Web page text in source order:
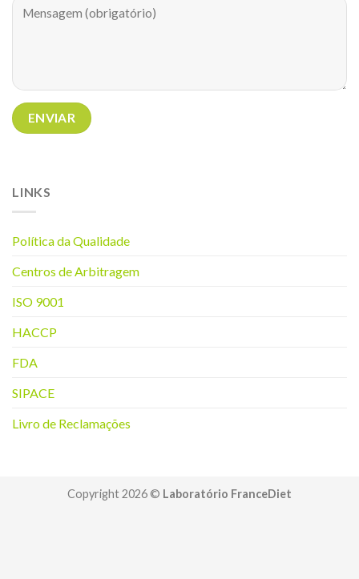
LINKS
Política da Qualidade
Centros de Arbitragem
ISO 9001
HACCP
FDA
SIPACE
Livro de Reclamações
Copyright 2026 © Laboratório FranceDiet